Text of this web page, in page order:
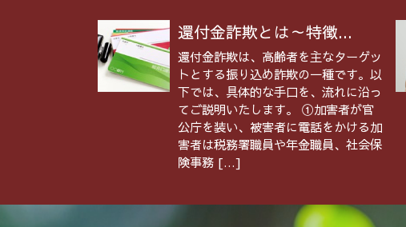
還付金詐欺とは～特徴...
還付金詐欺は、高齢者を主なターゲッ
トとする振り込め詐欺の一種です。以
下では、具体的な手口を、流れに沿っ
てご説明いたします。 ①加害者が官
公庁を装い、被害者に電話をかける加
害者は税務署職員や年金職員、社会保
険事務 […]